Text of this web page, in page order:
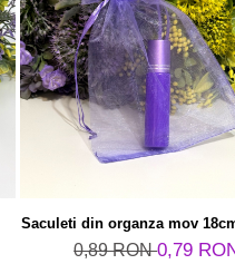
Saculeti din organza mov
0,89 RON0,79